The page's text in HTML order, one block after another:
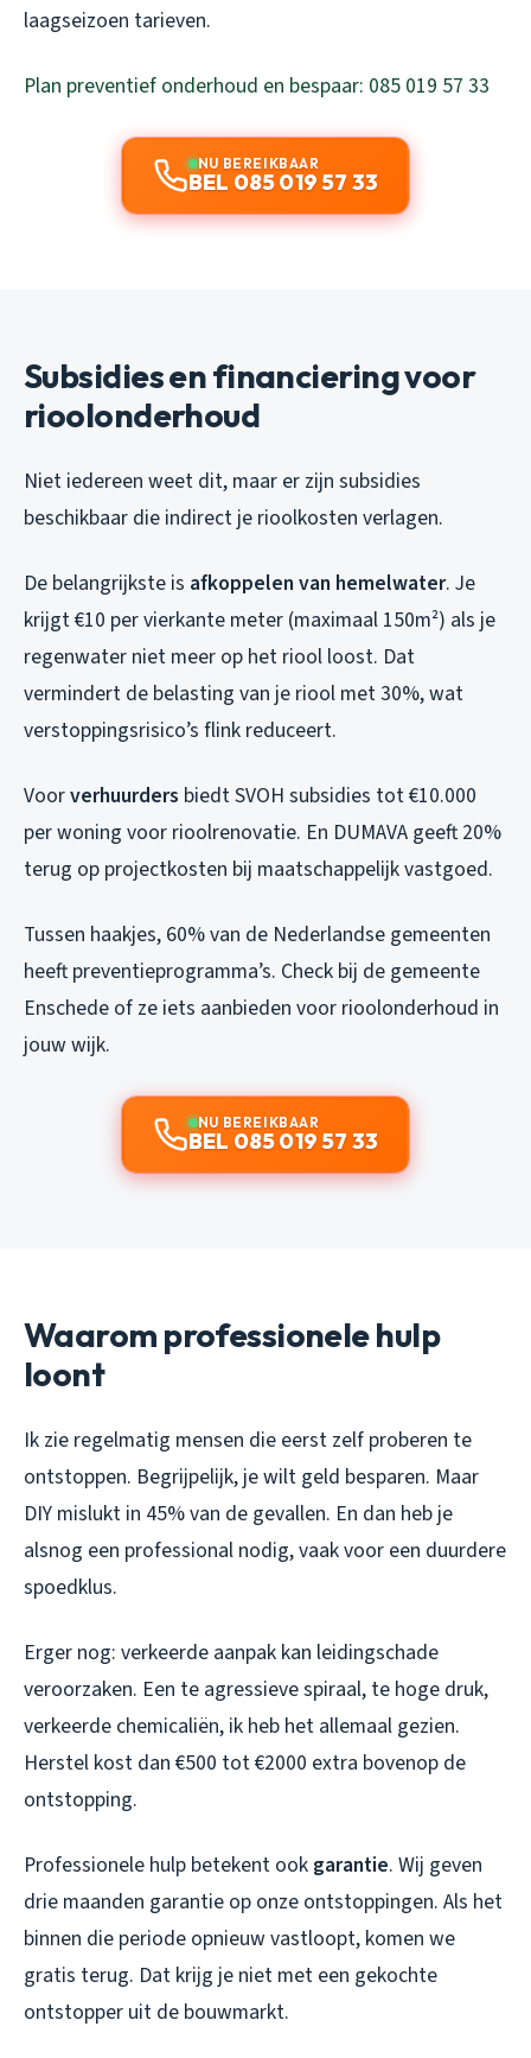
laagseizoen tarieven.
Plan preventief onderhoud en bespaar: 085 019 57 33
NU BEREIKBAAR
BEL 085 019 57 33
Subsidies en financiering voor
rioolonderhoud
Niet iedereen weet dit, maar er zijn subsidies
beschikbaar die indirect je rioolkosten verlagen.
De belangrijkste is afkoppelen van hemelwater. Je
krijgt €10 per vierkante meter (maximaal 150m²) als je
regenwater niet meer op het riool loost. Dat
vermindert de belasting van je riool met 30%, wat
verstoppingsrisico’s flink reduceert.
Voorverhuurders biedt SVOH subsidies tot €10.000
per woning voor rioolrenovatie. En DUMAVA geeft 20%
terug op projectkosten bij maatschappelijk vastgoed.
Tussen haakjes, 60% van de Nederlandse gemeenten
heeft preventieprogramma’s. Check bij de gemeente
Enschede of ze iets aanbieden voor rioolonderhoud in
jouw wijk.
NU BEREIKBAAR
BEL 085 019 57 33
Waarom professionele hulp
loont
Ik zie regelmatig mensen die eerst zelf proberen te
ontstoppen. Begrijpelijk, je wilt geld besparen. Maar
DIY mislukt in 45% van de gevallen. En dan heb je
alsnog een professional nodig, vaak voor een duurdere
spoedklus.
Erger nog: verkeerde aanpak kan leidingschade
veroorzaken. Een te agressieve spiraal, te hoge druk,
verkeerde chemicaliën, ik heb het allemaal gezien.
Herstel kost dan €500 tot €2000 extra bovenop de
ontstopping.
Professionele hulp betekent ook garantie. Wij geven
drie maanden garantie op onze ontstoppingen. Als het
binnen die periode opnieuw vastloopt, komen we
gratis terug. Dat krijg je niet met een gekochte
ontstopper uit de bouwmarkt.